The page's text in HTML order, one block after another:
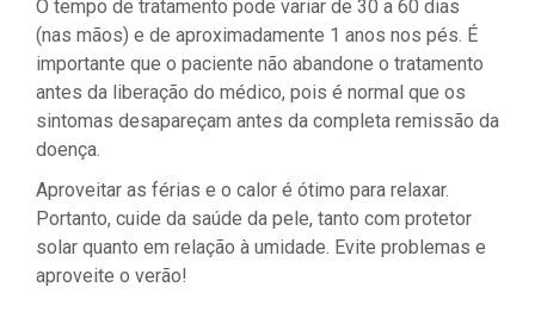
O tempo de tratamento pode variar de 30 a 60 dias
(nas mãos) e de aproximadamente 1 anos nos pés. É
importante que o paciente não abandone o tratamento
antes da liberação do médico, pois é normal que os
sintomas desapareçam antes da completa remissão da
doença.
Aproveitar as férias e o calor é ótimo para relaxar.
Portanto, cuide da saúde da pele, tanto com protetor
solar quanto em relação à umidade. Evite problemas e
aproveite o verão!